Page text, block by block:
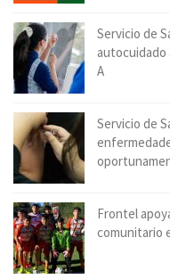
Servicio de
A
Servicio de
Frontel
comunitario